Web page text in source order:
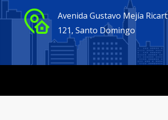
Avenida Gustavo Mejía Ricart
121, Santo Domingo